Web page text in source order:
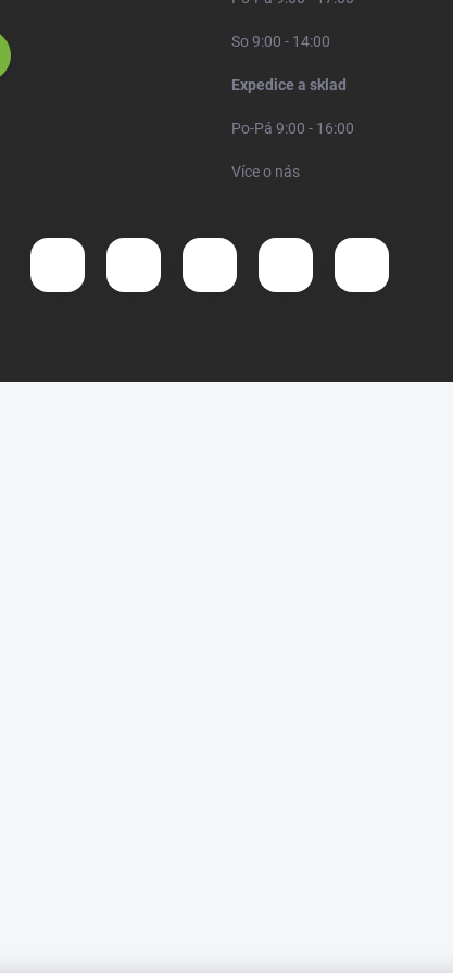
So 9:00 - 14:00
Expedice a sklad
Po-Pá 9:00 - 16:00
Více o nás